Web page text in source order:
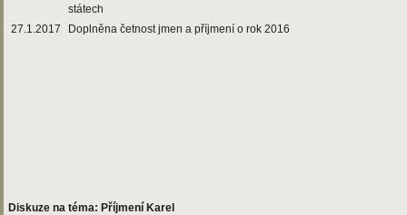
státech
27.1.2017
Doplněna četnost jmen a příjmení o rok 2016
Diskuze na téma: Příjmení Karel